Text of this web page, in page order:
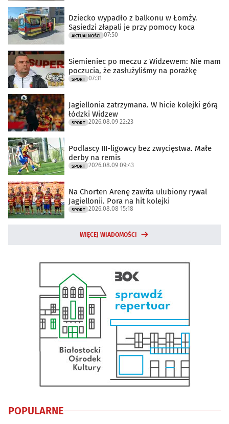
Dziecko wypadło z balkonu w Łomży.
Sąsiedzi złapali je przy pomocy koca
AKTUALNOŚCI 07:50
Siemieniec po meczu z Widzewem: Nie mam
poczucia, że zasłużyliśmy na porażkę
SPORT 07:31
Jagiellonia zatrzymana. W hicie kolejki górą
łódzki Widzew
SPORT 2026.08.09 22:23
Podlascy III-ligowcy bez zwycięstwa. Małe
derby na remis
SPORT 2026.08.09 09:43
Na Chorten Arenę zawita ulubiony rywal
Jagiellonii. Pora na hit kolejki
SPORT 2026.08.08 15:18
WIĘCEJ WIADOMOŚCI
POPULARNE